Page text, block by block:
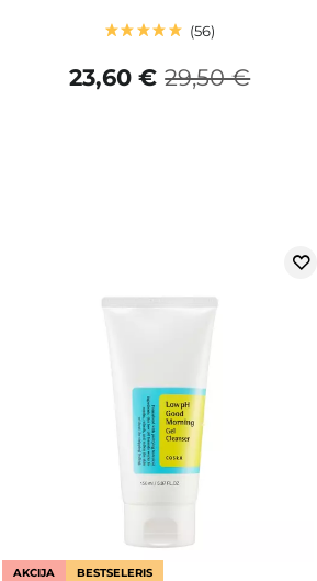
56
29,50 €
23,60 €
AKCIJA BESTSELERIS